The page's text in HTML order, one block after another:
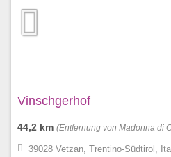
Vinschgerhof
44,2 km (Entfernung von Madonna di
39028 Vetzan, Trentino-Südtirol,